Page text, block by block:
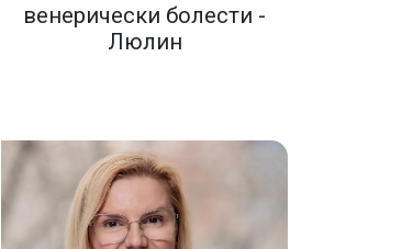
венерически болести -
Люлин